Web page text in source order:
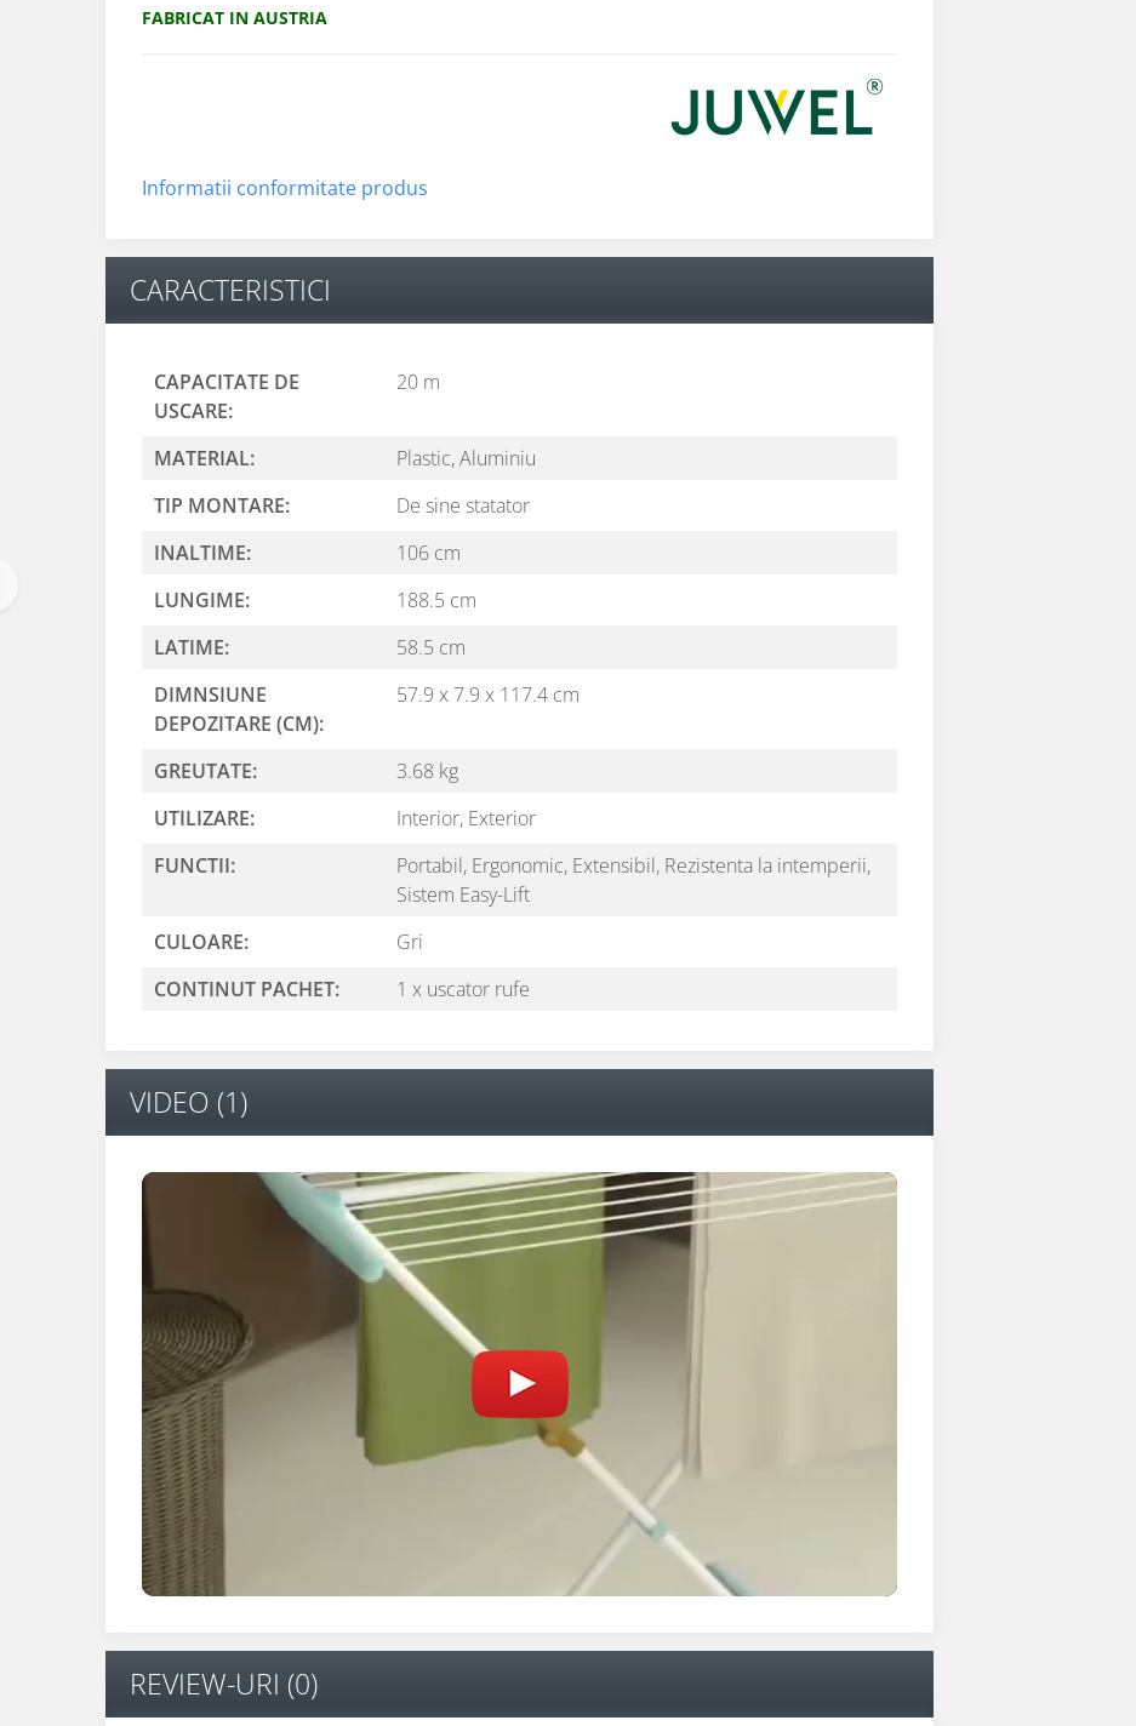
FABRICAT IN AUSTRIA
Informatii conformitate produs
CARACTERISTICI
CAPACITATE DE
USCARE:
20 m
MATERIAL: Plastic,Aluminiu
TIP MONTARE:
De sine statator
INALTIME:
106 cm
LUNGIME:
188.5 cm
LATIME:
58.5 cm
DIMNSIUNE
DEPOZITARE (CM):
57.9 x 7.9 x 117.4 cm
GREUTATE:
3.68 kg
UTILIZARE:
Interior, Exterior
FUNCTII:
Portabil, Ergonomic, Extensibil, Rezistenta la intemperii,
Sistem Easy-Lift
CULOARE:
Gri
CONTINUT PACHET:
1 x uscator rufe
VIDEO (1)
REVIEW-URI (0)